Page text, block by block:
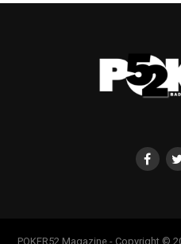
POKER52 Magazine - Copyright ©